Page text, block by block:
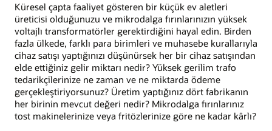
Küresel çapta faaliyet gösteren bir küçük ev aletleri
üreticisi olduğunuzu ve mikrodalga fırınlarınızın yüksek
voltajlı transformatörler gerektirdiğini hayal edin. Birden
fazla ülkede, farklı para birimleri ve muhasebe kurallarıyla
cihaz satışı yaptığınızı düşünürsek her bir cihaz satışından
elde ettiğiniz gelir miktarı nedir? Yüksek gerilim trafo
tedarikçilerinize ne zaman ve ne miktarda ödeme
gerçekleştiriyorsunuz? Üretim yaptığınız dört fabrikanın
her birinin mevcut değeri nedir? Mikrodalga fırınlarınız
tost makinelerinize veya fritözlerinize göre ne kadar kârlı?